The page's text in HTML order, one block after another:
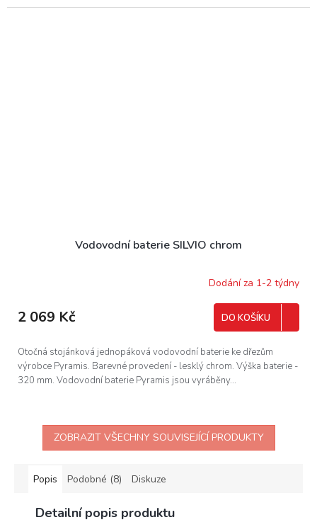
Vodovodní baterie SILVIO chrom
Dodání za 1-2 týdny
2 069 Kč DO KOŠÍKU
Otočná stojánková jednopáková vodovodní baterie ke dřezům
výrobce Pyramis. Barevné provedení - lesklý chrom. Výška baterie -
320 mm. Vodovodní baterie Pyramis jsou vyráběny...
ZOBRAZIT VŠECHNY SOUVISEJÍCÍ PRODUKTY
Popis Podobné (8) Diskuze
Detailní popis produktu